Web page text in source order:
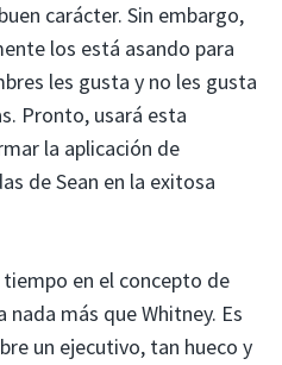
carácter. Sin embargo,
los está asando para
les gusta y no les gusta
Pronto, usará esta
la aplicación de
de Sean en la exitosa
en el concepto de
más que Whitney. Es
un ejecutivo, tan hueco y